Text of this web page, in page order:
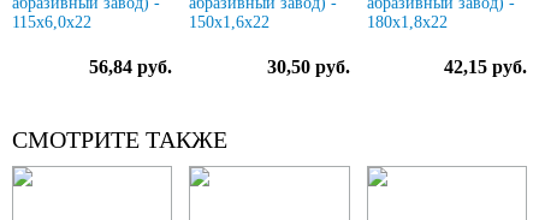
115х6,0х22
56,84 руб.
150х1,6х22
30,50 руб.
180х1,8х22
42,15 руб.
СМОТРИТЕ ТАКЖЕ